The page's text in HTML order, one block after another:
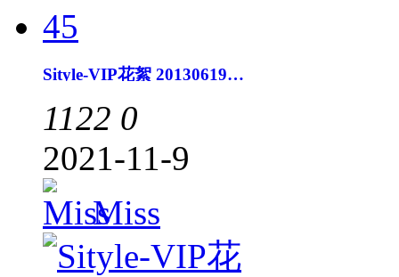
Sityle-VIP花絮 20130619花絮及末使用图片预告45
1122 0
2021-11-9
Miss